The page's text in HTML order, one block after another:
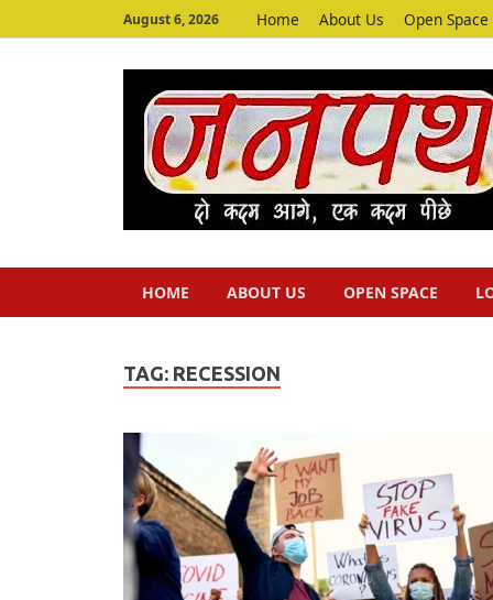
August 6, 2026 Home About Us Open Space
HOME ABOUT US OPEN SPACE
TAG: RECESSION